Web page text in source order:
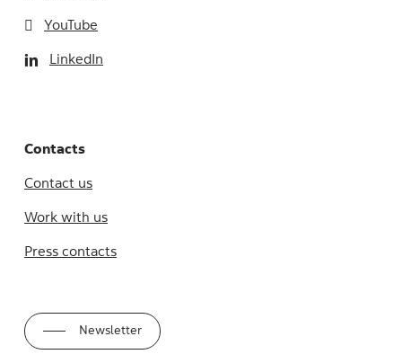
YouTube
LinkedIn
Contacts
Contact us
Work with us
Press contacts
Newsletter